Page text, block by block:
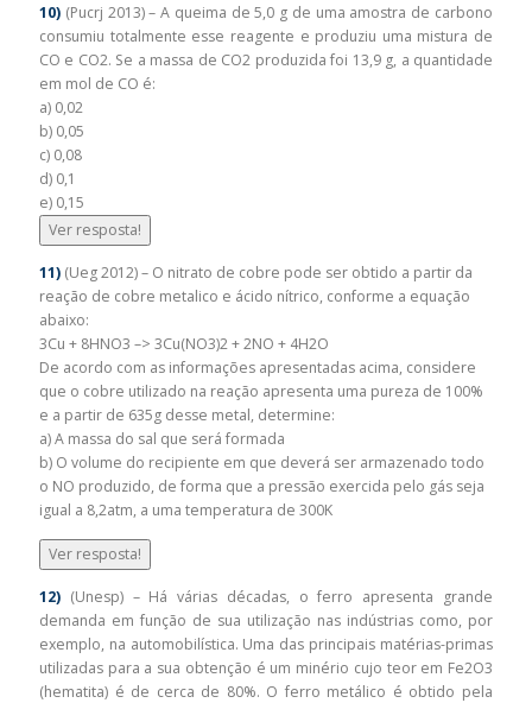
10) (Pucrj 2013) – A queima de 5,0 g de uma amostra de carbono
consumiu totalmente esse reagente e produziu uma mistura de
CO e CO2. Se a massa de CO2 produzida foi 13,9 g, a quantidade
em mol de CO é:
a) 0,02
b) 0,05
c) 0,08
d) 0,1
e) 0,15
Ver resposta!
11) (Ueg 2012) – O nitrato de cobre pode ser obtido a partir da
reação de cobre metalico e ácido nítrico, conforme a equação
abaixo:
3Cu + 8HNO3 –> 3Cu(NO3)2 + 2NO + 4H2O
De acordo com as informações apresentadas acima, considere
que o cobre utilizado na reação apresenta uma pureza de 100%
e a partir de 635g desse metal, determine:
a) A massa do sal que será formada
b) O volume do recipiente em que deverá ser armazenado todo
o NO produzido, de forma que a pressão exercida pelo gás seja
igual a 8,2atm, a uma temperatura de 300K
Ver resposta!
12) (Unesp) – Há várias décadas, o ferro apresenta grande
demanda em função de sua utilização nas indústrias como, por
exemplo, na automobilística. Uma das principais matérias-primas
utilizadas para a sua obtenção é um minério cujo teor em Fe2O3
(hematita) é de cerca de 80%. O ferro metálico é obtido pela